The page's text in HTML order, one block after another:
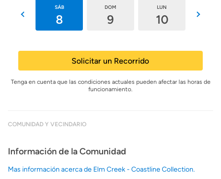
SÁB
8
DOM
9
LUN
10
Solicitar un Recorrido
Tenga en cuenta que las condiciones actuales pueden afectar las horas de
funcionamiento.
COMUNIDAD Y VECINDARIO
Información de la Comunidad
Mas información acerca de Elm Creek - Coastline Collection.